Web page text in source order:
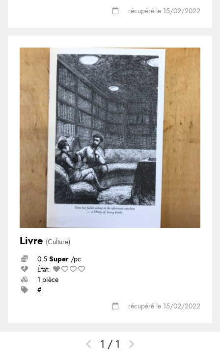
récupéré le 15/02/2022
Livre (Culture)
0.5 Super /pc
État:
1 pièce
#
récupéré le 15/02/2022
1 / 1